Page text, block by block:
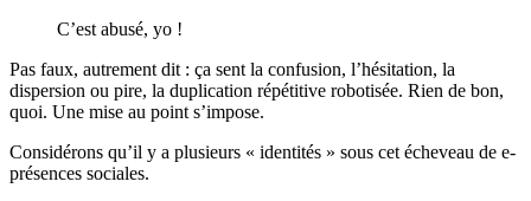
C’est abusé, yo !
Pas faux, autrement dit : ça sent la confusion, l’hésitation, la
dispersion ou pire, la duplication répétitive robotisée. Rien de bon,
quoi. Une mise au point s’impose.
Considérons qu’il y a plusieurs « identités » sous cet écheveau de e-
présences sociales.